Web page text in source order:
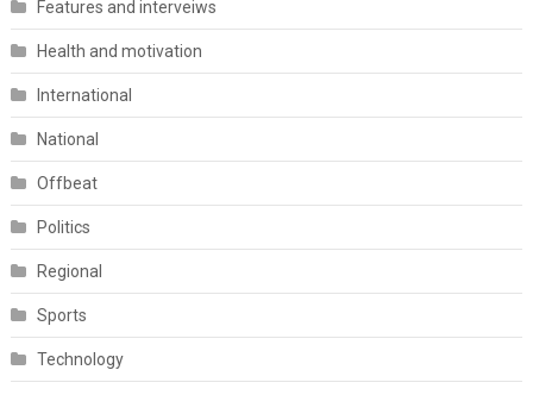
Features and interveiws
Health and motivation
International
National
Offbeat
Politics
Regional
Sports
Technology